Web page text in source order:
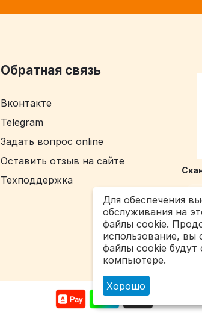
Обратная связь
Вконтакте
Telegram
Задать вопрос online
Оставить отзыв на сайте
Техподдержка
Для обеспечения
обслуживания на
файлы cookie.
использование, вы
файлы cookie будут
компьютере.
Хорошо